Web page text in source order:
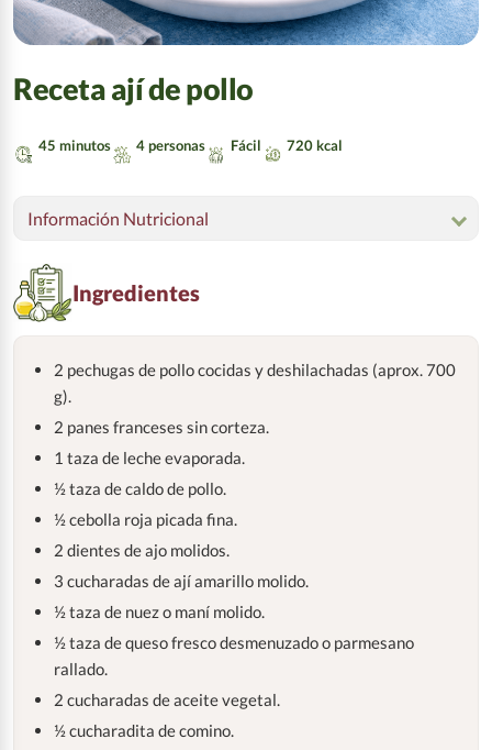
Receta ají de pollo
45 minutos 4 personas Fácil 720 kcal
Información Nutricional
Ingredientes
2 pechugas de pollo cocidas y deshilachadas (aprox. 700
g).
2 panes franceses sin corteza.
1 taza de leche evaporada.
½ taza de caldo de pollo.
½ cebolla roja picada fina.
2 dientes de ajo molidos.
3 cucharadas de ají amarillo molido.
½ taza de nuez o maní molido.
½ taza de queso fresco desmenuzado o parmesano
rallado.
2 cucharadas de aceite vegetal.
½ cucharadita de comino.